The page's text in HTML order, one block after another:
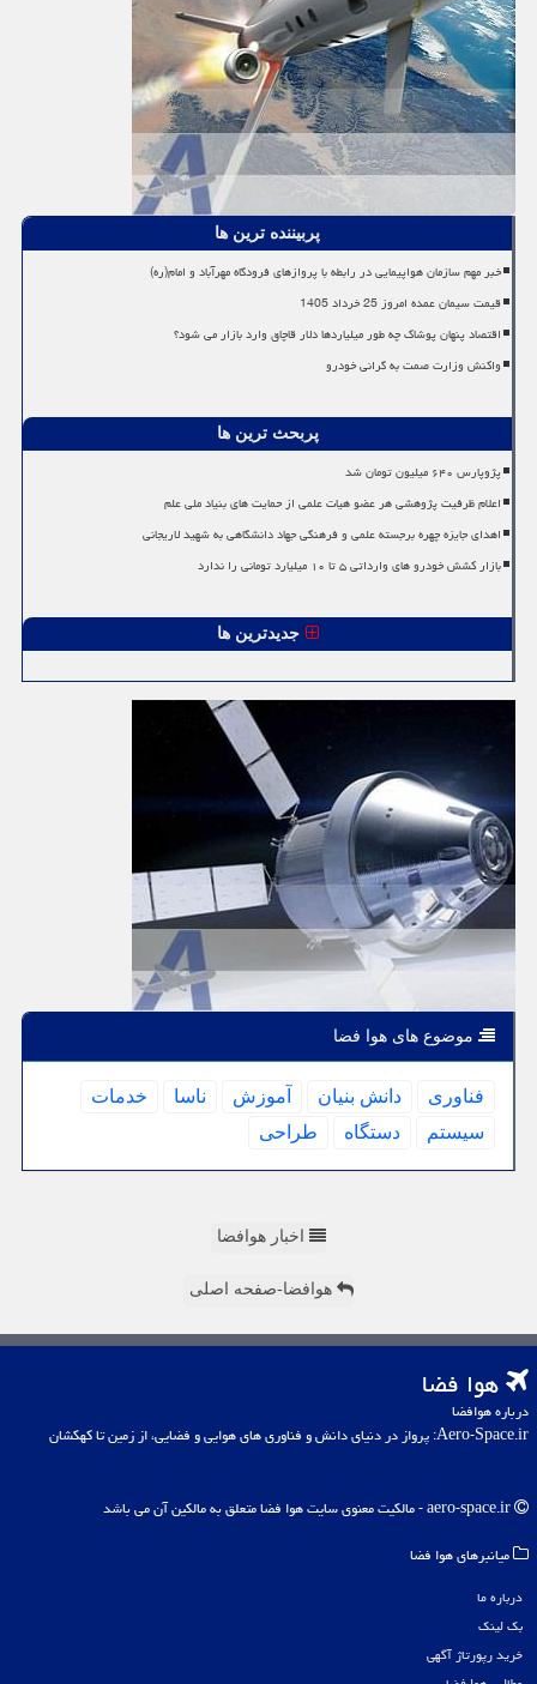
پربیننده ترین ها
خبر مهم سازمان هواپیمایی در رابطه با پروازهای فرودگاه مهرآباد و امام(ره)
قیمت سیمان عمده امروز 25 خرداد 1405
اقتصاد پنهان پوشاک چه طور میلیاردها دلار قاچاق وارد بازار می شود؟
واکنش وزارت صمت به گرانی خودرو
پربحث ترین ها
پژوپارس ۶۴۰ میلیون تومان شد
اعلام ظرفیت پژوهشی هر عضو هیات علمی از حمایت های بنیاد ملی علم
اهدای جایزه چهره برجسته علمی و فرهنگی جهاد دانشگاهی به شهید لاریجانی
بازار کشش خودرو های وارداتی ۵ تا ۱۰ میلیارد تومانی را ندارد
جدیدترین ها
موضوع های هوا فضا
فناوری دانش بنیان آموزش ناسا
خدمات
سیستم
دستگاه طراحی
اخبار هوافضا
هوافضا-صفحه اصلی
هوا فضا
درباره هوافضا
Aero-Space.ir: پرواز در دنیای دانش و فناوری های هوایی و فضایی، از زمین تا کهکشان
میانبرهای هوا فضا
درباره ما
بک لینک
خرید رپورتاژ آگهی